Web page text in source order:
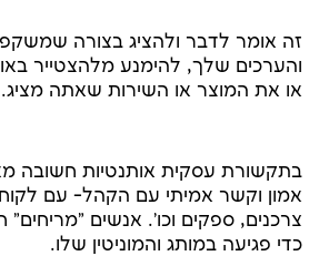
זה אומר לדבר ולהציג בצורה
והערכים שלך, להימנע מלהצטייר
או את המוצר או השירות שאתה מציג.
בתקשורת עסקית אותנטיות חשובה
אמון וקשר אמיתי עם הקהל- עם
צרכנים, ספקים וכו'. אנשים "מריחים"
כדי פגיעה במותג והמוניטין שלו.